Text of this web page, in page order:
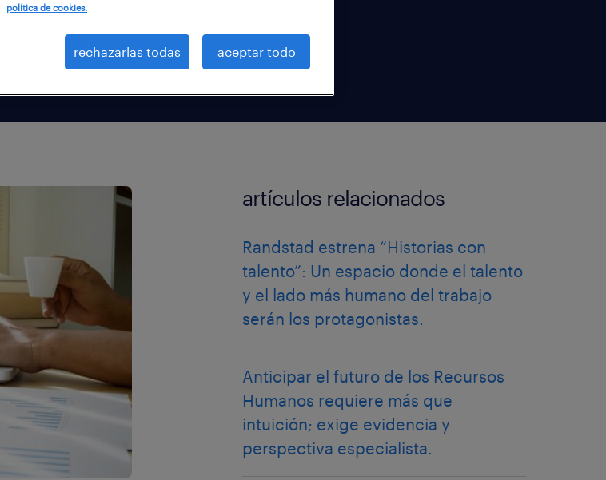
artículos relacionados
Randstad estrena “Historias con
talento”: Un espacio donde el talento
y el lado más humano del trabajo
serán los protagonistas.
Anticipar el futuro de los Recursos
Humanos requiere más que
intuición; exige evidencia y
perspectiva especialista.
política de cookies.
rechazarlas todas aceptar todo